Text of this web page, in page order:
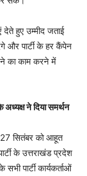
देते हुए उम्मीद जताई
और पार्टी के हर कैंपेन
का काम करने में
ने दिया समर्थन
27 सितंबर को आहूत
के उत्तराखंड प्रदेश
पार्टी कार्यकर्ताओं